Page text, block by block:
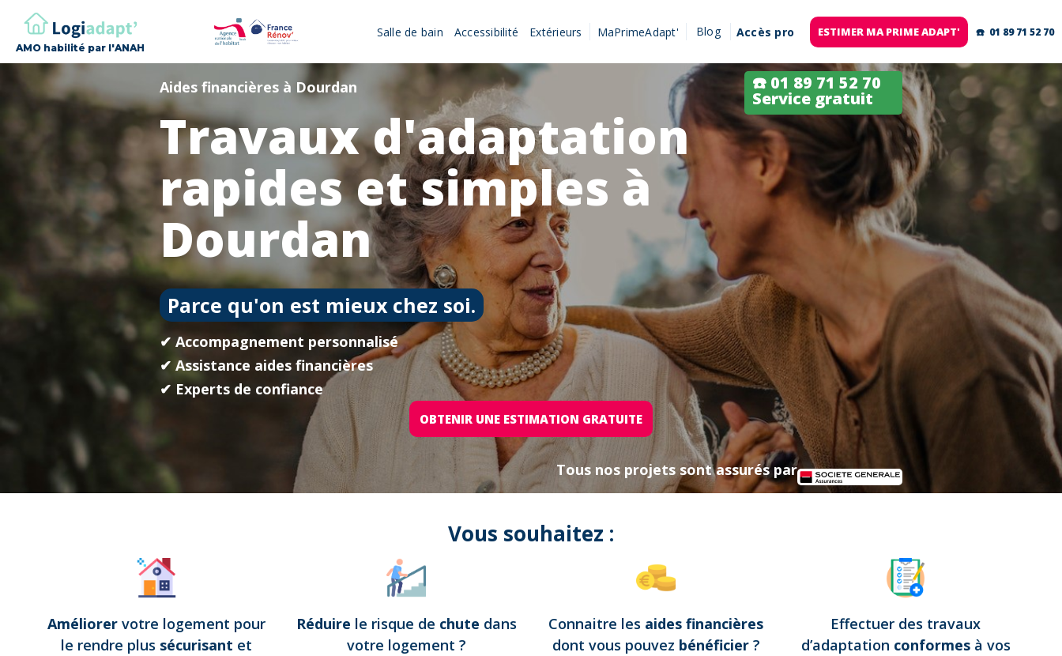
AMO habilité par l'ANAH
Salle de bain Accessibilité Extérieurs MaPrimeAdapt' Blog Accès pro ESTIMER MA PRIME ADAPT' ☎️ 01 89 71 52 70
☎️ 01 89 71 52 70
Service gratuit
Aides financières à Dourdan
Travaux d'adaptation
rapides et simples à
Dourdan
Parce qu'on est mieux chez soi.
✔ Accompagnement personnalisé
✔ Assistance aides financières
✔ Experts de confiance
OBTENIR UNE ESTIMATION GRATUITE
Tous nos projets sont assurés par
Vous souhaitez :
Améliorer votre logement pour
le rendre plus sécurisant et
Réduire le risque de chute dans
votre logement ?
Connaitre les aides financières
dont vous pouvez bénéficier ?
Effectuer des travaux
d’adaptation conformes à vos